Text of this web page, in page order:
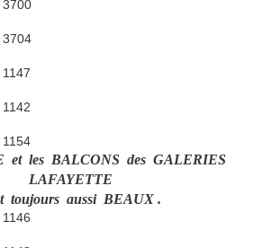
et les BALCONS des GALERIES
LAFAYETTE
toujours aussi BEAUX .